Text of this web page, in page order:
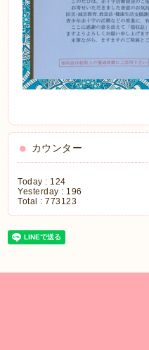
カウンター
Today : 124
Yesterday : 196
Total :773123